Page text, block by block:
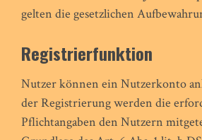
gelten die gesetzlichen
Registrierfunktion
Nutzer können ein Nutzerkonto
der Registrierung werden die
Pflichtangaben den Nutzern